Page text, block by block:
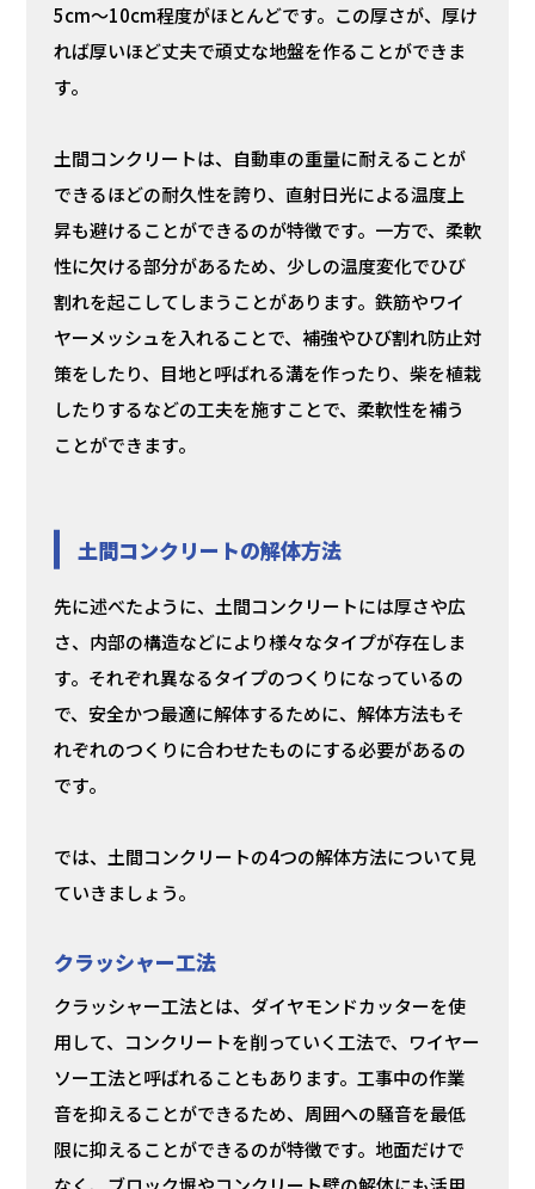
5cm～10cm程度がほとんどです。この厚さが、厚け
れば厚いほど丈夫で頑丈な地盤を作ることができま
す。
土間コンクリートは、自動車の重量に耐えることが
できるほどの耐久性を誇り、直射日光による温度上
昇も避けることができるのが特徴です。一方で、柔軟
性に欠ける部分があるため、少しの温度変化でひび
割れを起こしてしまうことがあります。鉄筋やワイ
ヤーメッシュを入れることで、補強やひび割れ防止対
策をしたり、目地と呼ばれる溝を作ったり、柴を植栽
したりするなどの工夫を施すことで、柔軟性を補う
ことができます。
土間コンクリートの解体方法
先に述べたように、土間コンクリートには厚さや広
さ、内部の構造などにより様々なタイプが存在しま
す。それぞれ異なるタイプのつくりになっているの
で、安全かつ最適に解体するために、解体方法もそ
れぞれのつくりに合わせたものにする必要があるの
です。
では、土間コンクリートの4つの解体方法について見
ていきましょう。
クラッシャー工法
クラッシャー工法とは、ダイヤモンドカッターを使
用して、コンクリートを削っていく工法で、ワイヤー
ソー工法と呼ばれることもあります。工事中の作業
音を抑えることができるため、周囲への騒音を最低
限に抑えることができるのが特徴です。地面だけで